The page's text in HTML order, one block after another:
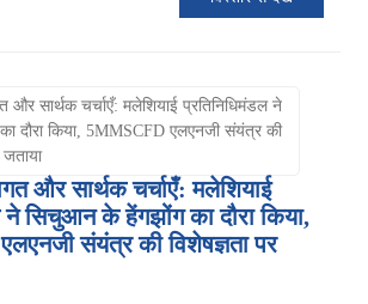
और सार्थक चर्चाएँ: मलेशियाई
ने सिचुआन के हेंगझोंग का दौरा किया,
संयंत्र की विशेषज्ञता पर